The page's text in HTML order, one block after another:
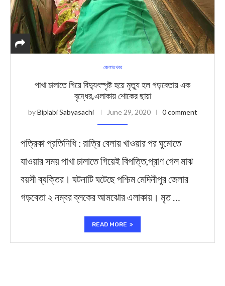
জেলার খবর
পাখা চালাতে গিয়ে বিদ্যুৎস্পৃষ্ট হয়ে মৃত্যু হল গড়বেতায় এক
বৃদ্ধের,এলাকায় শোকের ছায়া
byBiplabi Sabyasachi June 29, 2020 0 comment
পত্রিকা প্রতিনিধি : রাত্রি বেলায় খাওয়ার পর ঘুমোতে
যাওয়ার সময় পাখা চালাতে গিয়েই বিপত্তি,প্রাণ গেল মাঝ
বয়সী ব্যক্তির। ঘটনাটি ঘটেছে পশ্চিম মেদিনীপুর জেলার
গড়বেতা ২ নম্বর ব্লকের আমঝোর এলাকায়। মৃত …
READ MORE